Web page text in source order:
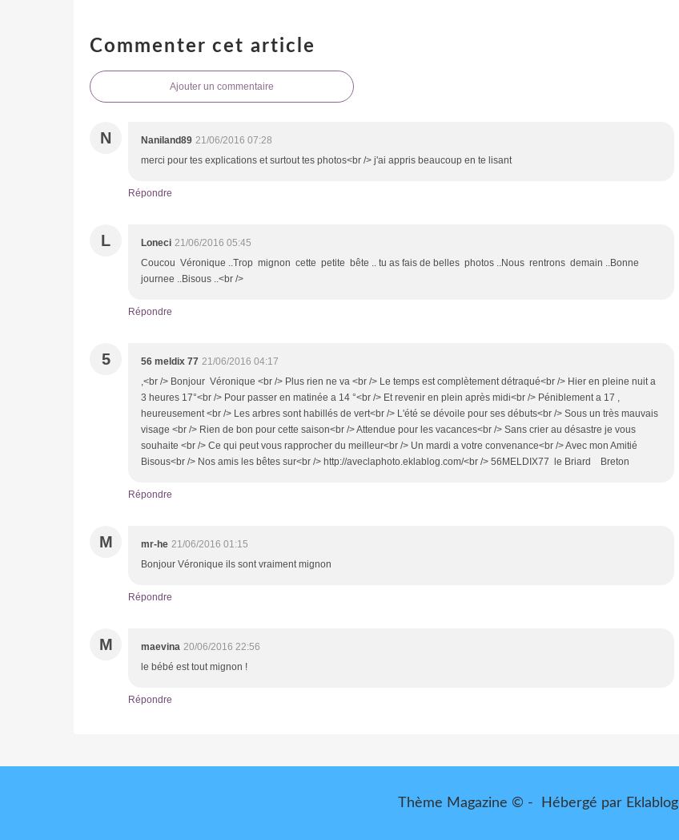
Commenter cet article
Ajouter un commentaire
N Naniland89 21/06/2016 07:28
merci pour tes explications et surtout tes photos<br /> j'ai appris beaucoup en te lisant
Répondre
L Loneci 21/06/2016 05:45
Coucou Véronique ..Trop mignon cette petite bête .. tu as fais de belles photos ..Nous rentrons demain ..Bonne
journee ..Bisous ..<br />
Répondre
5 56 meldix 77 21/06/2016 04:17
,<br /> Bonjour Véronique <br /> Plus rien ne va <br /> Le temps est complètement détraqué<br /> Hier en pleine nuit a
3 heures 17°<br /> Pour passer en matinée a 14 °<br /> Et revenir en plein après midi<br /> Péniblement a 17 ,
heureusement <br /> Les arbres sont habillés de vert<br /> L'été se dévoile pour ses débuts<br /> Sous un très mauvais
visage <br /> Rien de bon pour cette saison<br /> Attendue pour les vacances<br /> Sans crier au désastre je vous
souhaite <br /> Ce qui peut vous rapprocher du meilleur<br /> Un mardi a votre convenance<br /> Avec mon Amitié
Bisous<br /> Nos amis les bêtes sur<br /> http://aveclaphoto.eklablog.com/<br /> 56MELDIX77 le Briard Breton
Répondre
M mr-he 21/06/2016 01:15
Bonjour Véronique ils sont vraiment mignon
Répondre
M maevina 20/06/2016 22:56
le bébé est tout mignon !
Répondre
Thème Magazine © - Hébergé par Eklablog